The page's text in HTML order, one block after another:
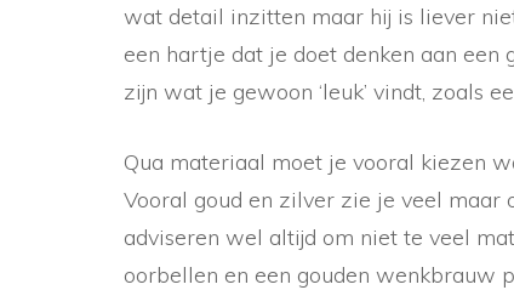
wat detail inzitten maar hij is liever
een hartje dat je doet denken aan
zijn wat je gewoon ‘leuk’ vindt, zoals
Qua materiaal moet je vooral kiezen
Vooral goud en zilver zie je veel maar
adviseren wel altijd om niet te veel
oorbellen en een gouden wenkbrauw